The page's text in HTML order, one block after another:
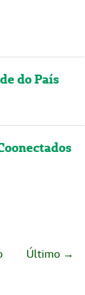
do País
Último →